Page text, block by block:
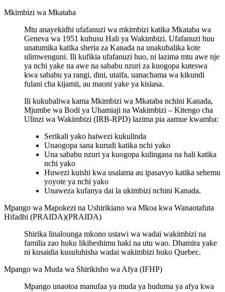
Mkimbizi wa Mkataba
Mtu anayekidhi ufafanuzi wa mkimbizi katika Mkataba wa
Geneva wa 1951 kuhusu Hali ya Wakimbizi. Ufafanuzi huu
unatumika katika sheria za Kanada na unakubalika kote
ulimwenguni. Ili kufikia ufafanuzi huo, ni lazima mtu awe nje
ya nchi yake na awe na sababu nzuri za kuogopa kuteswa
kwa sababu ya rangi, dini, utaifa, uanachama wa kikundi
fulani cha kijamii, au maoni yake ya kisiasa.
Ili kukubaliwa kama Mkimbizi wa Mkataba nchini Kanada,
Mjumbe wa Bodi ya Uhamiaji na Wakimbizi – Kitengo cha
Ulinzi wa Wakimbizi (IRB-RPD) lazima pia aamue kwamba:
Serikali yako haiwezi kukulinda
Unaogopa sana kurudi katika nchi yako
Una sababu nzuri ya kuogopa kulingana na hali katika
nchi yako
Huwezi kuishi kwa usalama au ipasavyo katika sehemu
yoyote ya nchi yako
Unaweza kufanya dai la ukimbizi nchini Kanada.
Mpango wa Mapokezi na Ushirikiano wa Mkoa kwa Wanaotafuta
Hifadhi (PRAIDA)(PRAIDA)
Shirika linalounga mkono ustawi wa wadai wakimbizi na
familia zao huku likiheshimu haki na utu wao. Dhamira yake
ni kusaidia kusuluhisha wadai wakimbizi huko Quebec.
Mpango wa Muda wa Shirikisho wa Afya (IFHP)
Mpango unaotoa manufaa ya muda ya huduma ya afya kwa